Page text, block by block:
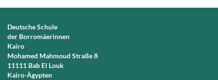
Deutsche Schule
der Borromäerinnen
Kairo
Mohamed Mahmoud Straße 8
11111 Bab El Louk
Kairo-Ägypten